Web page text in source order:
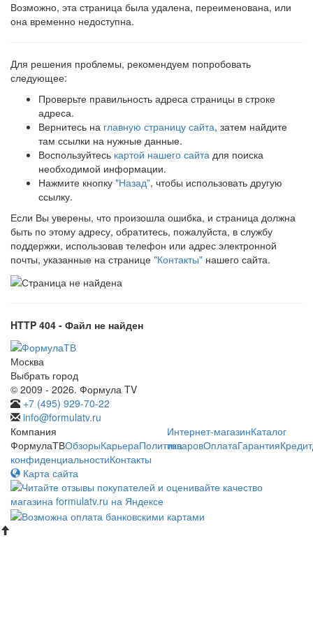
Возможно, эта страница была удалена, переименована, или
она временно недоступна.
Для решения проблемы, рекомендуем попробовать
следующее:
Проверьте правильность адреса страницы в строке
адреса.
Вернитесь на главную страницу сайта, затем найдите
там ссылки на нужные данные.
Воспользуйтесь картой нашего сайта для поиска
необходимой информации.
Нажмите кнопку "Назад", чтобы использовать другую
ссылку.
Если Вы уверены, что произошла ошибка, и страница должна
быть по этому адресу, обратитесь, пожалуйста, в службу
поддержки, использовав телефон или адрес электронной
почты, указанные на странице "Контакты" нашего сайта.
HTTP 404 - Файл не найден
Москва
Выбрать город
© 2009 - 2026. Формула TV
+7 (495) 929-70-22
info@formulatv.ru
Компания
ФормулаТВОбзорыКарьераПолитика
конфиденциальностиКонтакты
Интернет-магазинКаталог
товаровОплатаГарантияКредит
Карта сайта